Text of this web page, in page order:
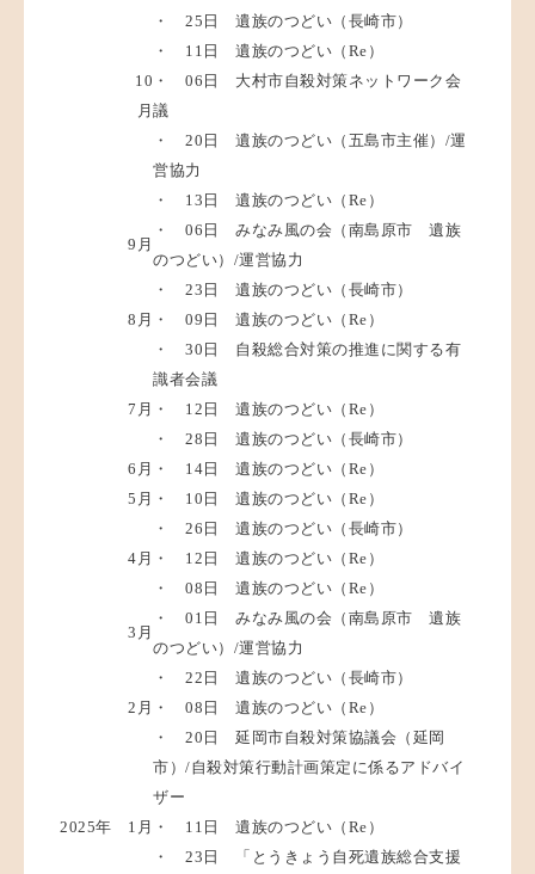
・ 25日 遺族のつどい（長崎市）
・ 11日 遺族のつどい（Re）
10
月
・ 06日 大村市自殺対策ネットワーク会
議
・ 20日 遺族のつどい（五島市主催）/運
営協力
・ 13日 遺族のつどい（Re）
9月
・ 06日 みなみ風の会（南島原市 遺族
のつどい）/運営協力
・ 23日 遺族のつどい（長崎市）
8月 ・ 09日 遺族のつどい（Re）
・ 30日 自殺総合対策の推進に関する有
識者会議
7月 ・ 12日 遺族のつどい（Re）
・ 28日 遺族のつどい（長崎市）
6月 ・ 14日 遺族のつどい（Re）
5月 ・ 10日 遺族のつどい（Re）
・ 26日 遺族のつどい（長崎市）
4月 ・ 12日 遺族のつどい（Re）
・ 08日 遺族のつどい（Re）
3月
・ 01日 みなみ風の会（南島原市 遺族
のつどい）/運営協力
・ 22日 遺族のつどい（長崎市）
2月 ・ 08日 遺族のつどい（Re）
・ 20日 延岡市自殺対策協議会（延岡
市）/自殺対策行動計画策定に係るアドバイ
ザー
2025年
1月 ・ 11日 遺族のつどい（Re）
・ 23日 「とうきょう自死遺族総合支援